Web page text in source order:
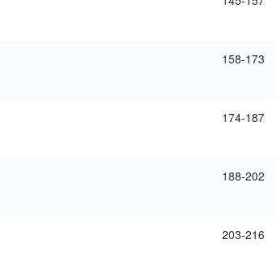
158-173
174-187
188-202
203-216